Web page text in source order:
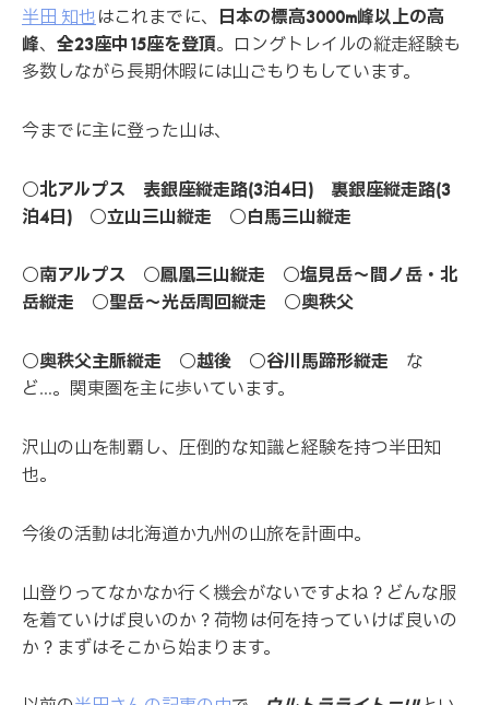
半田 知也 はこれまでに、
日本の標高3000m峰以上の高
峰、 全23座中15座を登頂。ロングトレイルの縦走経験も
多数しながら長期休暇には山ごもりもしています。
今までに主に登った山は、
○北アルプス 表銀座縦走路(3泊4日) 裏銀座縦走路(3
泊4日) ○立山三山縦走 ○白馬三山縦走
○南アルプス ○鳳凰三山縦走 ○塩見岳〜間ノ岳・北
岳縦走 ○聖岳〜光岳周回縦走 ○奥秩父
○奥秩父主脈縦走 ○越後 ○谷川馬蹄形縦走 な
ど…。関東圏を主に歩いています。
沢山の山を制覇し、圧倒的な知識と経験を持つ半田知
也。
今後の活動は北海道か九州の山旅を計画中。
山登りってなかなか行く機会がないですよね？どんな服
を着ていけば良いのか？荷物は何を持っていけば良いの
か？まずはそこから始まります。